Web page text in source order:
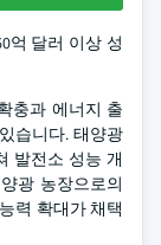
억 달러 이상 성
충과 에너지 출
습니다. 태양광
발전소 성능 개
광 농장으로의
력 확대가 채택